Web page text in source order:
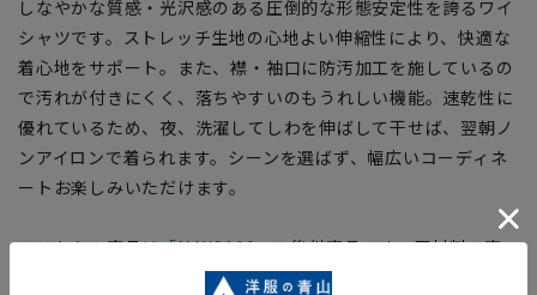
しなやかな質感・光沢感のある圧倒的な形態安定性を誇るワイ
シャツです。ストレッチ生地の心地よい伸縮性により、快適な
着心地をサポート。また、襟・袖口に防汚加工を施しているの
で汚れが付きにくく、落ちやすいのもうれしい機能。速乾性に
優れているため、夜、洗濯してしわを伸ばして干せば、翌朝ノ
ンアイロンで着られます。シーンを選ばず、幅広いコーディネ
ートお楽しみいただけます。
※こちらの商品は「MAXS100」の後継商品です。原材料の高
騰に伴い、価格改定を実施させていただきました。